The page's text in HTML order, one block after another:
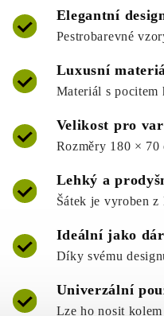
Elegantní
Pestrobarevné
Luxusní
Materiál s
Velikost pro
Rozměry 180 × 70
Lehký a
Šátek je vyroben
Ideální jako
Díky svému
Univerzální
Lze ho nosit